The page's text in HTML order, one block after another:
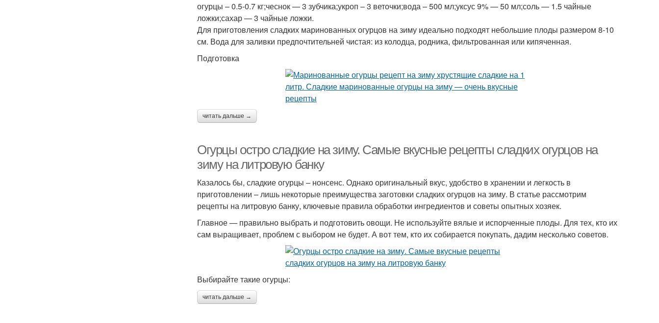
огурцы – 0.5-0.7 кг;чеснок — 3 зубчика;укроп – 3 веточки;вода – 500 мл;уксус 9% — 50 мл;соль — 1.5 чайные
ложки;сахар — 3 чайные ложки.
Для приготовления сладких маринованных огурцов на зиму идеально подходят небольшие плоды размером 8-10
см. Вода для заливки предпочтительней чистая: из колодца, родника, фильтрованная или кипяченная.
Подготовка
читать дальше →
Огурцы остро сладкие на зиму. Самые вкусные рецепты сладких огурцов на
зиму на литровую банку
Казалось бы, сладкие огурцы – нонсенс. Однако оригинальный вкус, удобство в хранении и легкость в
приготовлении – лишь некоторые преимущества заготовки сладких огурцов на зиму. В статье рассмотрим
рецепты на литровую банку, ключевые правила обработки ингредиентов и советы опытных хозяек.
Главное — правильно выбрать и подготовить овощи. Не используйте вялые и испорченные плоды. Для тех, кто их
сам выращивает, проблем с выбором не будет. А вот тем, кто их собирается покупать, дадим несколько советов.
Выбирайте такие огурцы:
читать дальше →